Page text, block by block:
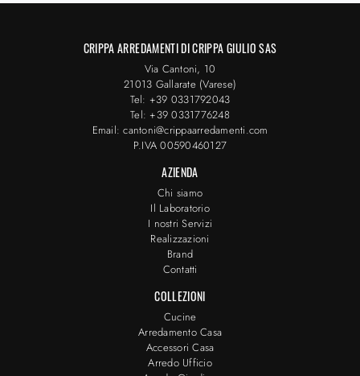
CRIPPA ARREDAMENTI DI CRIPPA GIULIO SAS
Via Cantoni, 10
21013 Gallarate (Varese)
Tel: +39 0331792043
Tel: +39 0331776248
Email: cantoni@crippaarredamenti.com
P.IVA 00590460127
AZIENDA
Chi siamo
Il Laboratorio
I nostri Servizi
Realizzazioni
Brand
Contatti
COLLEZIONI
Cucine
Arredamento Casa
Accessori Casa
Arredo Ufficio